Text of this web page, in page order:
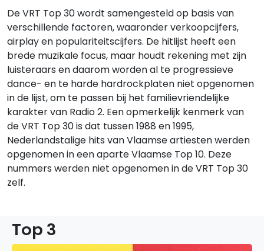
De VRT Top 30 wordt samengesteld op basis van
verschillende factoren, waaronder verkoopcijfers,
airplay en populariteitscijfers. De hitlijst heeft een
brede muzikale focus, maar houdt rekening met zijn
luisteraars en daarom worden al te progressieve
dance- en te harde hardrockplaten niet opgenomen
in de lijst, om te passen bij het familievriendelijke
karakter van Radio 2. Een opmerkelijk kenmerk van
de VRT Top 30 is dat tussen 1988 en 1995,
Nederlandstalige hits van Vlaamse artiesten werden
opgenomen in een aparte Vlaamse Top 10. Deze
nummers werden niet opgenomen in de VRT Top 30
zelf.
Top 3